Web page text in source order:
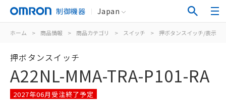
制御機器 Japan
ホーム > 商品情報 > 商品カテゴリ > スイッチ > 押ボタンスイッチ/表示灯
押ボタンスイッチ
A22NL-MMA-TRA-P101-RA
2027年06月受注終了予定